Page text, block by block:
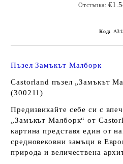
Отстъпка:
Код:
Пъзел Замъкът Малборк
Castorland пъзел „Замъкът
(300211)
Предизвикайте себе си с
„Замъкът Малборк“ от
картина представя един от
средновековни замъци в
природа и величествена